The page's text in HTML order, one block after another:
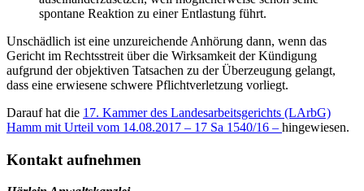
spontane Reaktion zu einer Entlastung führt.
Unschädlich ist eine unzureichende Anhörung dann, wenn das
Gericht im Rechtsstreit über die Wirksamkeit der Kündigung
aufgrund der objektiven Tatsachen zu der Überzeugung gelangt,
dass eine erwiesene schwere Pflichtverletzung vorliegt.
Darauf hat die 17. Kammer des Landesarbeitsgerichts (LArbG)
Hamm mit Urteil vom 14.08.2017 – 17 Sa 1540/16 – hingewiesen.
Kontakt aufnehmen